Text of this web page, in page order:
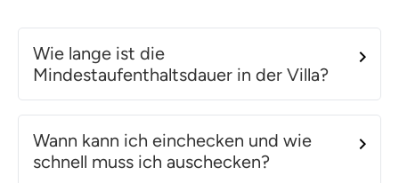
Wie lange ist die
Mindestaufenthaltsdauer in der Villa?
Wann kann ich einchecken und wie
schnell muss ich auschecken?